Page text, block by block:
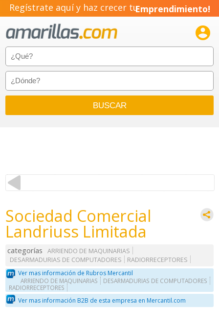
Regístrate aquí y haz crecer tuEmprendimiento!

Sociedad Comercial
Landriuss Limitada
categorías
ARRIENDO DE MAQUINARIAS
DESARMADURIAS DE COMPUTADORES
RADIORRECEPTORES
Ver mas información de Rubros Mercantil
ARRIENDO DE MAQUINARIAS
DESARMADURIAS DE COMPUTADORES
RADIORRECEPTORES
Ver mas información B2B de esta empresa en Mercantil.com